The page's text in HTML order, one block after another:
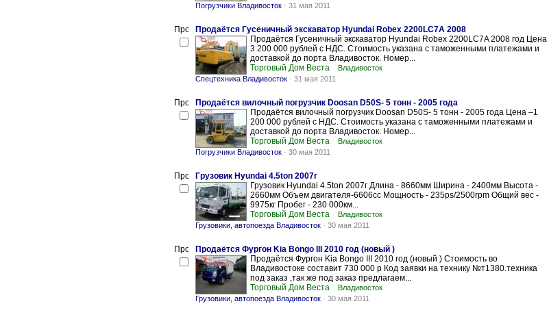
Погрузчики Владивосток - 31 мая 2011
Продаётся Гусеничный экскаватор Hyundai Robex 2200LC7A 2008
Продаётся Гусеничный экскаватор Hyundai Robex 2200LC7A 2008 год Цена
3 200 000 рублей с НДС. Стоимость указана с таможенными платежами и
доставкой до порта Владивосток. Номер...
Торговый Дом Веста
Владивосток
Спецтехника Владивосток - 31 мая 2011
Продаётся вилочный погрузчик Doosan D50S- 5 тонн - 2005 года
Продаётся вилочный погрузчик Doosan D50S- 5 тонн - 2005 года Цена –1
200 000 рублей с НДС. Стоимость указана с таможенными платежами и
доставкой до порта Владивосток. Номер...
Торговый Дом Веста
Владивосток
Погрузчики Владивосток - 30 мая 2011
Грузовик Hyundai 4.5ton 2007г
Грузовик Hyundai 4.5ton 2007г Длина - 8660мм Ширина - 2400мм Высота -
2660мм Объем двигателя-6606сс Мощность - 235ps/2500rpm Общий вес -
9975кг Пробег - 230 000км...
Торговый Дом Веста
Владивосток
Грузовики, автопоезда Владивосток - 30 мая 2011
Продаётся Фургон Kia Bongo III 2010 год (новый )
Продаётся Фургон Kia Bongo III 2010 год (новый ) Стоимость во
Владивостоке составит 730 000 р Код заявки на технику №т1380.техника
под заказ ,так же под заказ предлагаем...
Торговый Дом Веста
Владивосток
Грузовики, автопоезда Владивосток - 30 мая 2011